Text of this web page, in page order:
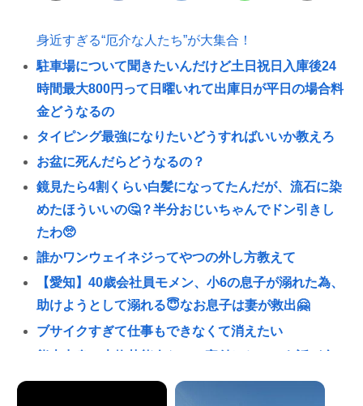
身近すぎる“厄介な人たち”が大集合！
駐車場について聞きたいんだけど土日祝日入庫後24
時間最大800円って日曜いれて出庫日が平日の場合料
金どうなるの
タイピング最強になりたいどうすればいいか教えろ
お盆に死んだらどうなるの？
鏡見たら4割くらい白髪になってたんだが、流石に染
めたほういいの🤔？半分おじいちゃんでドン引きし
たわ🥺
誰かワンウェイネジってやつの外し方教えて
【愛知】40歳会社員モメン、小6の息子が溺れた為、
助けようとして溺れる😇なお息子は妻が救出🤗
ブサイクすぎて仕事もできなくて消えたい
く出てこない人いるよな🙄